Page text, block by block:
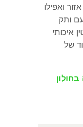
אזור ואפילו
ותק
איכותי
של